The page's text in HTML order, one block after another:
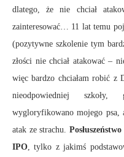
dlatego, że nie chciał
zainteresować… 11 lat temu
(pozytywne szkolenie tym
złości nie chciał atakować –
więc bardzo chciałam robić z
nieodpowiedniej
wygloryfikowano mojego psa,
atak ze strachu. Posłuszeństwo
IPO , tylko z jakimś